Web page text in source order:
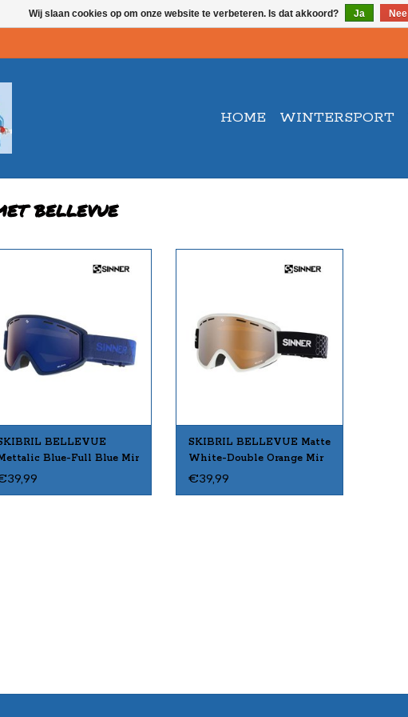
HOME WINTERSPORT
bellevue
BELLEVUE
Blue-Full Blue Mir
SKIBRIL BELLEVUE Matte
White-Double Orange Mir
€39,99
Wij slaan cookies op om onze website te verbeteren. Is dat akkoord? Ja Nee